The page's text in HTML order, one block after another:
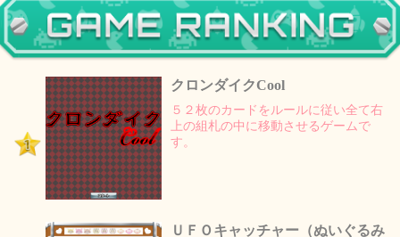
クロンダイクCool
５２枚のカードをルールに従い全て右
上の組札の中に移動させるゲームで
す。
ＵＦＯキャッチャー（ぬいぐるみ